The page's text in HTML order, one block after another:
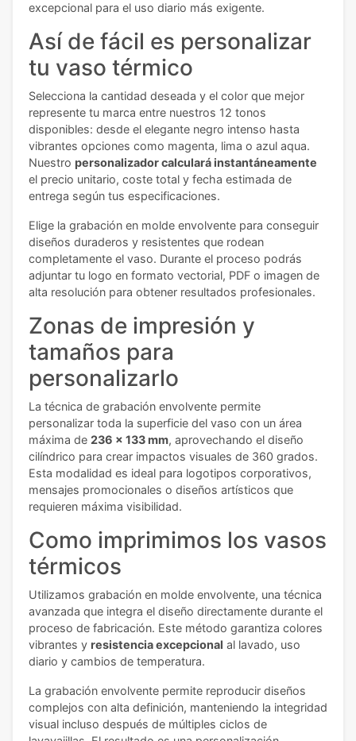
excepcional para el uso diario más exigente.
Así de fácil es personalizar
tu vaso térmico
Selecciona la cantidad deseada y el color que mejor
represente tu marca entre nuestros 12 tonos
disponibles: desde el elegante negro intenso hasta
vibrantes opciones como magenta, lima o azul aqua.
Nuestro personalizador calculará instantáneamente
el precio unitario, coste total y fecha estimada de
entrega según tus especificaciones.
Elige la grabación en molde envolvente para conseguir
diseños duraderos y resistentes que rodean
completamente el vaso. Durante el proceso podrás
adjuntar tu logo en formato vectorial, PDF o imagen de
alta resolución para obtener resultados profesionales.
Zonas de impresión y
tamaños para
personalizarlo
La técnica de grabación envolvente permite
personalizar toda la superficie del vaso con un área
máxima de 236 x 133 mm, aprovechando el diseño
cilíndrico para crear impactos visuales de 360 grados.
Esta modalidad es ideal para logotipos corporativos,
mensajes promocionales o diseños artísticos que
requieren máxima visibilidad.
Como imprimimos los vasos
térmicos
Utilizamos grabación en molde envolvente, una técnica
avanzada que integra el diseño directamente durante el
proceso de fabricación. Este método garantiza colores
vibrantes y resistencia excepcional al lavado, uso
diario y cambios de temperatura.
La grabación envolvente permite reproducir diseños
complejos con alta definición, manteniendo la integridad
visual incluso después de múltiples ciclos de